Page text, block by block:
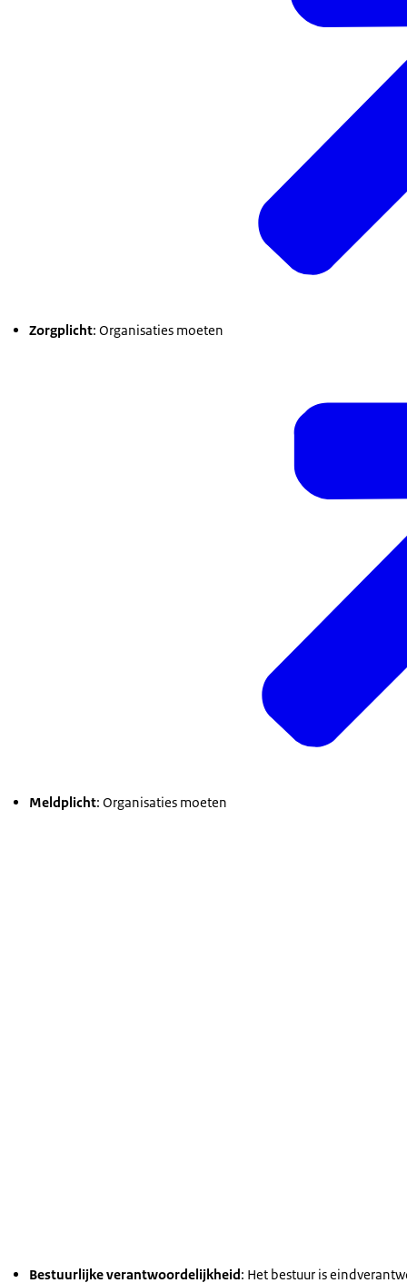
Zorgplicht: Organisaties moeten
Meldplicht: Organisaties moeten
Bestuurlijke verantwoordelijkheid: Het bestuur is